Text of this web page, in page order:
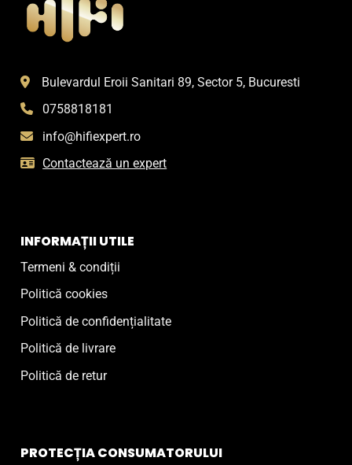
Bulevardul Eroii Sanitari 89, Sector 5, Bucuresti
0758818181
info@hifiexpert.ro
Contactează un expert
INFORMAȚII UTILE
Termeni & condiții
Politică cookies
Politică de confidențialitate
Politică de livrare
Politică de retur
PROTECȚIA CONSUMATORULUI